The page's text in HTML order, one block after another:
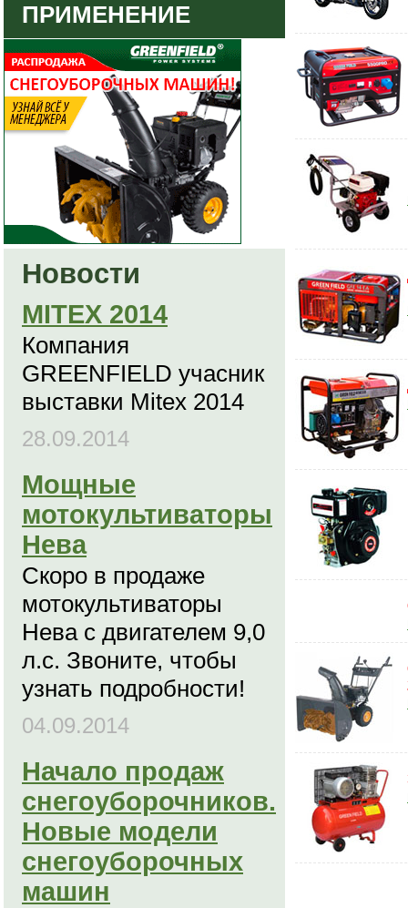
ПРИМЕНЕНИЕ
Новости
MITEX 2014
Компания
GREENFIELD учасник
выставки Mitex 2014
28.09.2014
Мощные
мотокультиваторы
Нева
Скоро в продаже
мотокультиваторы
Нева с двигателем 9,0
л.с. Звоните, чтобы
узнать подробности!
04.09.2014
Начало продаж
снегоуборочников.
Новые модели
снегоуборочных
машин